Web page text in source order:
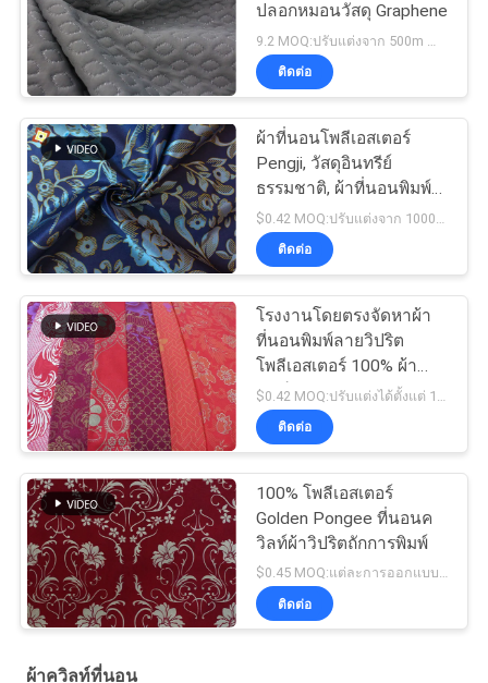
ปลอกหมอนวัสดุ Graphene
9.2 MOQ:ปรับแต่งจาก 500m สำหรับแต่ละการออกแบบ
ติดต่อ
ผ้าที่นอนโพลีเอสเตอร์
Pengji, วัสดุอินทรีย์
ธรรมชาติ, ผ้าที่นอนพิมพ์
ลายวิปริต
ติดต่อ
โรงงานโดยตรงจัดหาผ้า
ที่นอนพิมพ์ลายวิปริต
โพลีเอสเตอร์ 100% ผ้า
พิมพ์ผงทอง
ติดต่อ
100% โพลีเอสเตอร์
Golden Pongee ที่นอนค
วิลท์ผ้าวิปริตถักการพิมพ์
$0.45 MOQ:แต่ละการออกแบบเริ่มต้นจาก 1000 เมตร
ติดต่อ
ผ้าควิลท์ที่นอน